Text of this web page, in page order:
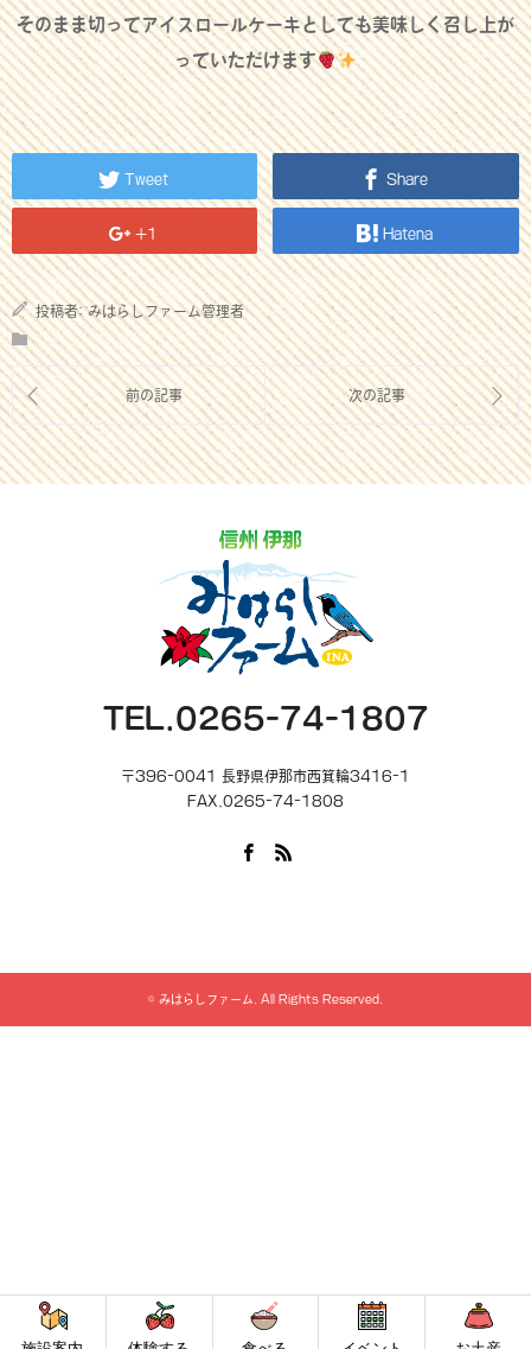
そのまま切ってアイスロールケーキとしても美味しく召し上が
っていただけます
Tweet Share
+1 Hatena
投稿者:みはらしファーム管理者
TEL.0265-74-1807
〒396-0041 長野県伊那市西箕輪3416-1
FAX.0265-74-1808
© みはらしファーム . All Rights Reserved.